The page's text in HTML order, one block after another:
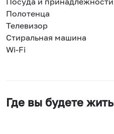
Полотенца
Телевизор
Стиральная машина
Wi-Fi
Где вы будете жить